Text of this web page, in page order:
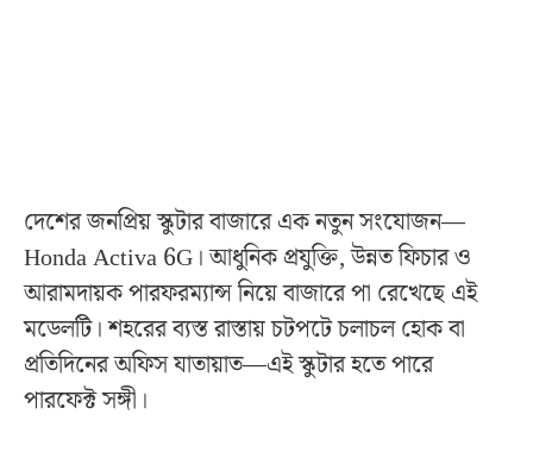
দেশের জনপ্রিয় স্কুটার বাজারে এক নতুন সংযোজন—
Honda Activa 6G। আধুনিক প্রযুক্তি, উন্নত ফিচার ও
আরামদায়ক পারফরম্যান্স নিয়ে বাজারে পা রেখেছে এই
মডেলটি। শহরের ব্যস্ত রাস্তায় চটপটে চলাচল হোক বা
প্রতিদিনের অফিস যাতায়াত—এই স্কুটার হতে পারে
পারফেক্ট সঙ্গী।